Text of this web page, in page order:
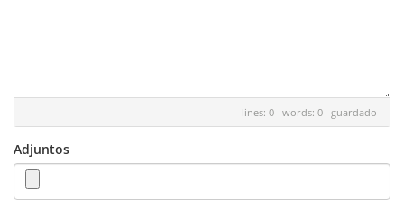
lines: 0 words: 0 guardado
Adjuntos